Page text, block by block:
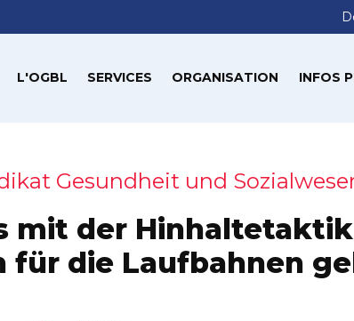
L'OGBL SERVICES ORGANISATION INFOS
Gesundheit und
mit der
für die Laufbahnen